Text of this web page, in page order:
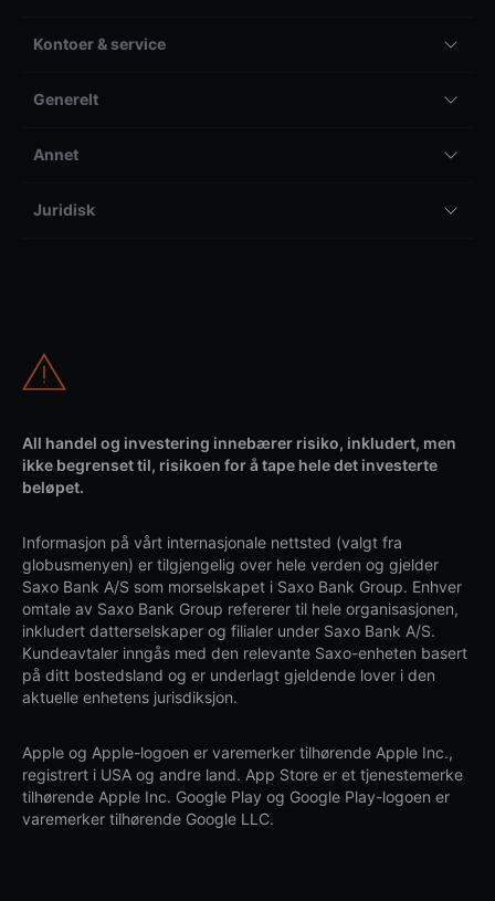
Kontoer & service
Generelt
Annet
Juridisk
All handel og investering innebærer risiko, inkludert, men
ikke begrenset til, risikoen for å tape hele det investerte
beløpet.
Informasjon på vårt internasjonale nettsted (valgt fra
globusmenyen) er tilgjengelig over hele verden og gjelder
Saxo Bank A/S som morselskapet i Saxo Bank Group. Enhver
omtale av Saxo Bank Group refererer til hele organisasjonen,
inkludert datterselskaper og filialer under Saxo Bank A/S.
Kundeavtaler inngås med den relevante Saxo-enheten basert
på ditt bostedsland og er underlagt gjeldende lover i den
aktuelle enhetens jurisdiksjon.
Apple og Apple-logoen er varemerker tilhørende Apple Inc.,
registrert i USA og andre land. App Store er et tjenestemerke
tilhørende Apple Inc. Google Play og Google Play-logoen er
varemerker tilhørende Google LLC.